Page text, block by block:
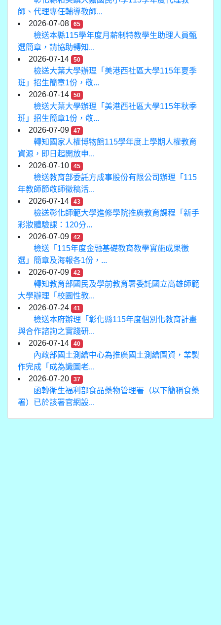
師、代理專任輔導教師...
2026-07-08
65
檢送本縣115學年度月薪制特教學生助理人員甄
選簡章，請協助轉知...
2026-07-14
50
檢送大葉大學辦理「美港西社區大學115年夏季
班」招生簡章1份，敬...
2026-07-14
50
檢送大葉大學辦理「美港西社區大學115年秋季
班」招生簡章1份，敬...
2026-07-09
47
轉知國家人權博物館115學年度上學期人權教育
資源，即日起開放申...
2026-07-10
45
檢送教育部委託方成事股份有限公司辦理「115
年教師節敬師徵稿活...
2026-07-14
43
檢送彰化師範大學進修學院推廣教育課程「新手
彩妝體驗課：120分...
2026-07-09
42
檢送「115年度金融基礎教育教學實施成果徵
選」簡章及海報各1份，...
2026-07-09
42
轉知教育部國民及學前教育署委託國立高雄師範
大學辦理「校園性教...
2026-07-24
41
檢送本府辦理「彰化縣115年度個別化教育計畫
與合作諮詢之實踐研...
2026-07-14
40
內政部國土測繪中心為推廣國土測繪圖資，業製
作完成「成為識圖老...
2026-07-20
37
函轉衛生福利部食品藥物管理署（以下簡稱食藥
署）已於該署官網設...